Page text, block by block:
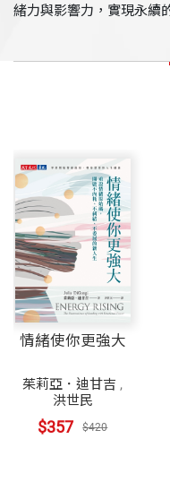
緒力與影響力，實現永續
情緒使你更強大
茱莉亞．迪甘吉 ,
洪世民
$357 $420